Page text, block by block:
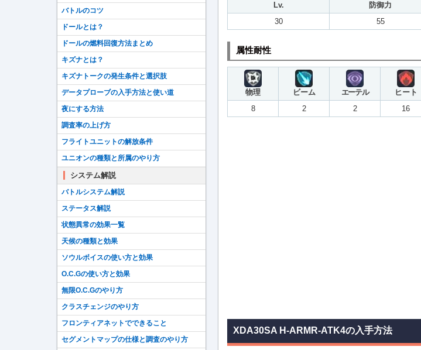
Lv. 防御力
30
55
属性耐性
物理 ビーム エーテル ヒート
8
2 2 16
XDA30SA H-ARMR-ATK4の入手方法
バトルのコツ
ドールとは？
ドールの燃料回復方法まとめ
キズナとは？
キズナトークの発生条件と選択肢
データプローブの入手方法と使い道
夜にする方法
調査率の上げ方
フライトユニットの解放条件
ユニオンの種類と所属のやり方
システム解説
バトルシステム解説
ステータス解説
状態異常の効果一覧
天候の種類と効果
ソウルボイスの使い方と効果
O.C.Gの使い方と効果
無限O.C.Gのやり方
クラスチェンジのやり方
フロンティアネットでできること
セグメントマップの仕様と調査のやり方